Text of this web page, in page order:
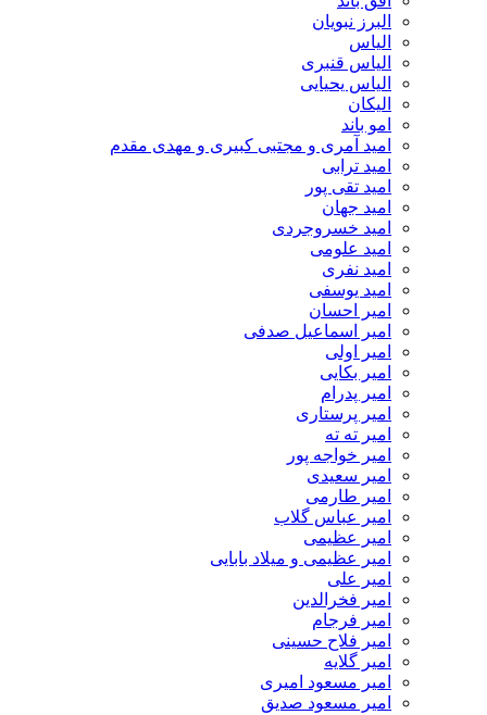
البرز نبویان
الیاس قنبرى
الیاس یحیایی
امو باند
امید آمری و مجتبی کبیری و مهدى مقدم
امید ترابی
امید تقی پور
امید جهان
امید خسروجردی
امید علومی
امید نفری
امید یوسفی
امیر احسان
امیر اسماعیل صدفی
امیر اولی
امیر بکایی
امیر پدرام
امیر پرستاری
امیر ته ته
امیر خواجه پور
امیر سعیدی
امیر طارمی
امیر عباس گلاب
امیر عظیمی
امیر عظیمی و میلاد بابایی
امیر علی
امیر فخرالدین
امیر فرجام
امیر فلاح حسینی
امیر گلایه
امیر مسعود امیری
امیر مسعود صدیق